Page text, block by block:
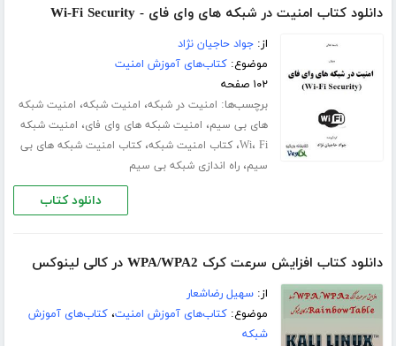
دانلود کتاب امنیت در شبکه های وای فای - Wi-Fi Security
از:جواد حاجیان نژاد
موضوع:کتاب‌های آموزش امنیت
۱۰۲ صفحه
برچسب‌ها: امنیت در شبکه، امنیت شبکه، امنیت شبکه
های بی سیم، امنیت شبکه های وای فای، امنیت شبکه
Wi، Fi ،کتاب امنیت شبکه،کتاب امنیت شبکه های بی
سیم،راه اندازی شبکه بی سیم
دانلود کتاب
دانلود کتاب افزایش سرعت کرک WPA/WPA2 در کالی لینوکس
از:سهیل رضاشعار
موضوع:کتاب‌های آموزش امنیت،کتاب‌های آموزش
شبکه